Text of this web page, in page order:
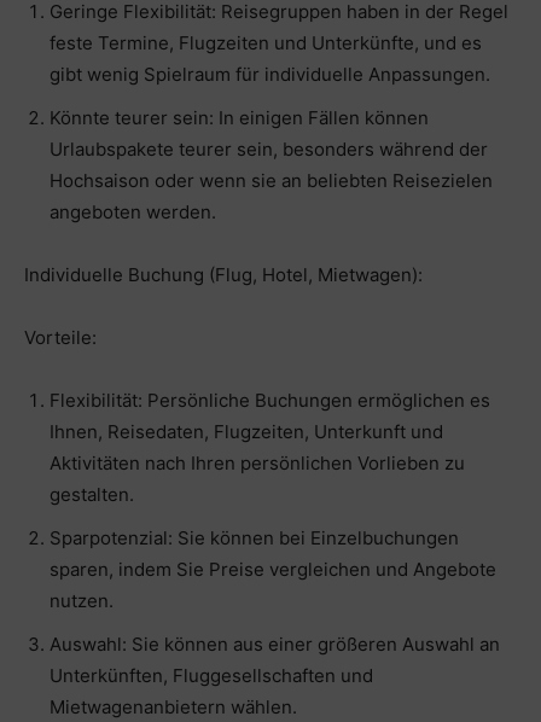
Geringe Flexibilität: Reisegruppen haben in der Regel
feste Termine, Flugzeiten und Unterkünfte, und es
gibt wenig Spielraum für individuelle Anpassungen.
Könnte teurer sein: In einigen Fällen können
Urlaubspakete teurer sein, besonders während der
Hochsaison oder wenn sie an beliebten Reisezielen
angeboten werden.
Individuelle Buchung (Flug, Hotel, Mietwagen):
Vorteile:
Flexibilität: Persönliche Buchungen ermöglichen es
Ihnen, Reisedaten, Flugzeiten, Unterkunft und
Aktivitäten nach Ihren persönlichen Vorlieben zu
gestalten.
Sparpotenzial: Sie können bei Einzelbuchungen
sparen, indem Sie Preise vergleichen und Angebote
nutzen.
Auswahl: Sie können aus einer größeren Auswahl an
Unterkünften, Fluggesellschaften und
Mietwagenanbietern wählen.